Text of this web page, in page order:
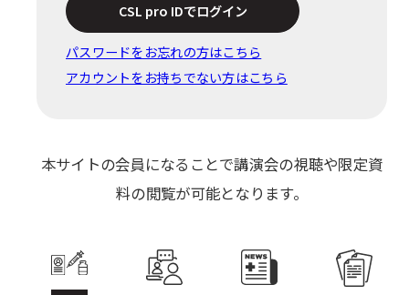
CSL pro IDでログイン
パスワードをお忘れの⽅はこちら
アカウントをお持ちでない方はこちら
本サイトの会員になることで講演会の視聴や限定資
料の閲覧が可能となります。